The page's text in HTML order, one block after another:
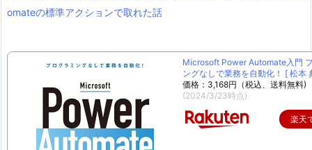
omateの標準アクションで取れた話
Microsoft Power Automate入門
ングなしで業務を自動化！ [ 松本
価格：3,168円（税込、送料無料)
(2024/3/23時点)
楽天